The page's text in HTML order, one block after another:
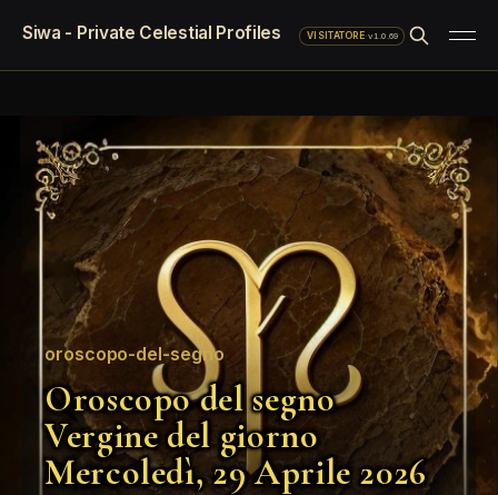
Siwa - Private Celestial Profiles VISITATORE·v1.0.69
oroscopo-del-segno
Oroscopo del segno
Vergine del giorno
Mercoledì, 29 Aprile 2026